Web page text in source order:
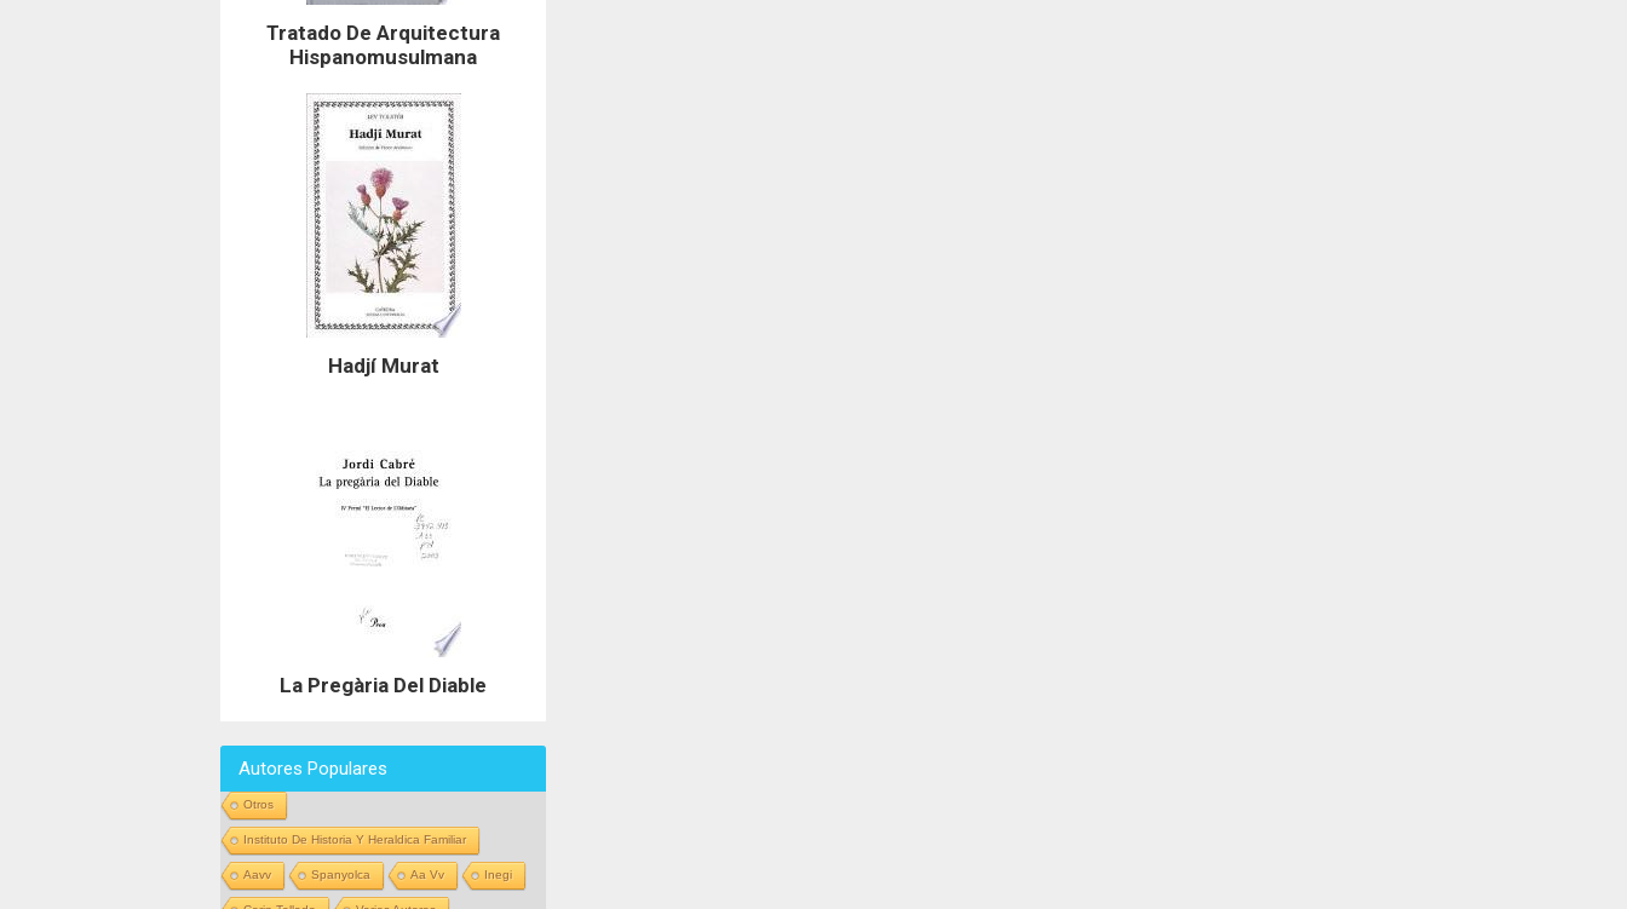
Tratado De Arquitectura
Hispanomusulmana
Hadjí Murat
La Pregària Del Diable
Autores Populares
Otros
Instituto De Historia Y Heraldica Familiar
Aavv Spanyolca Aa Vv Inegi